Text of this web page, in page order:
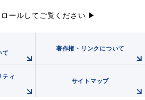
ールしてご覧ください ▶
て
著作権・リンクについて
ティ
サイトマップ